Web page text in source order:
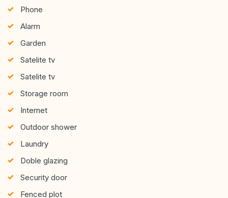
Phone
Alarm
Garden
Satelite tv
Satelite tv
Storage room
Internet
Outdoor shower
Laundry
Doble glazing
Security door
Fenced plot